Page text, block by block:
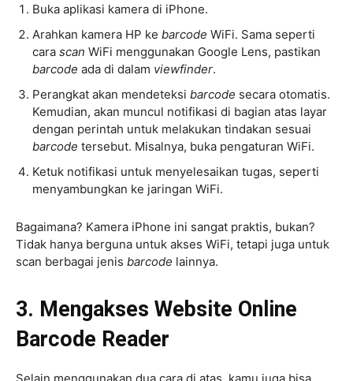
Buka aplikasi kamera di iPhone.
Arahkan kamera HP ke barcode WiFi. Sama seperti
cara scan WiFi menggunakan Google Lens, pastikan
barcode ada di dalam viewfinder.
Perangkat akan mendeteksi barcode secara otomatis.
Kemudian, akan muncul notifikasi di bagian atas layar
dengan perintah untuk melakukan tindakan sesuai
barcode tersebut. Misalnya, buka pengaturan WiFi.
Ketuk notifikasi untuk menyelesaikan tugas, seperti
menyambungkan ke jaringan WiFi.
Bagaimana? Kamera iPhone ini sangat praktis, bukan?
Tidak hanya berguna untuk akses WiFi, tetapi juga untuk
scan berbagai jenis barcode lainnya.
3. Mengakses Website Online
Barcode Reader